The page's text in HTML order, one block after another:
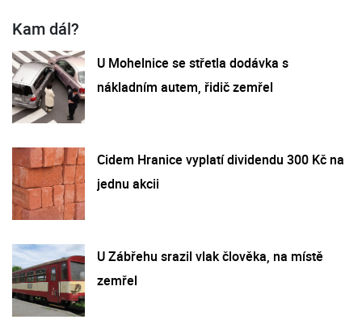
Kam dál?
U Mohelnice se střetla dodávka s
nákladním autem, řidič zemřel
Cidem Hranice vyplatí dividendu 300 Kč na
jednu akcii
U Zábřehu srazil vlak člověka, na místě
zemřel